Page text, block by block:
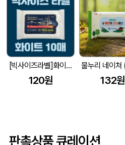
[빅사이즈라벨]화이트 물티슈 10매 (145*90mm)
120원 132원
판촉상품 큐레이션